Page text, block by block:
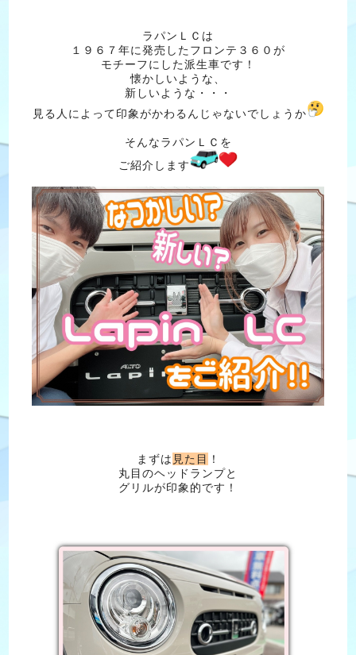
ラパンＬＣは
１９６７年に発売したフロンテ３６０が
モチーフにした派生車です！
懐かしいような、
新しいような・・・
見る人によって印象がかわるんじゃないでしょうか
そんなラパンＬＣを
ご紹介します
まずは 見た目
！
丸目のヘッドランプと
グリルが印象的です！